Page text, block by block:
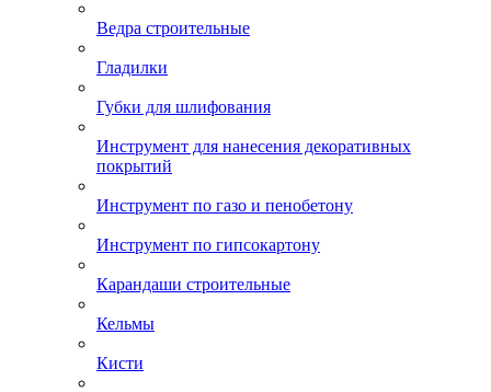
Ведра строительные
Гладилки
Губки для шлифования
Инструмент для нанесения декоративных
покрытий
Инструмент по газо и пенобетону
Инструмент по гипсокартону
Карандаши строительные
Кельмы
Кисти